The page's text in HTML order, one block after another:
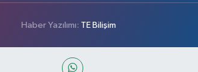
Haber Yazılımı: TE Bilişim